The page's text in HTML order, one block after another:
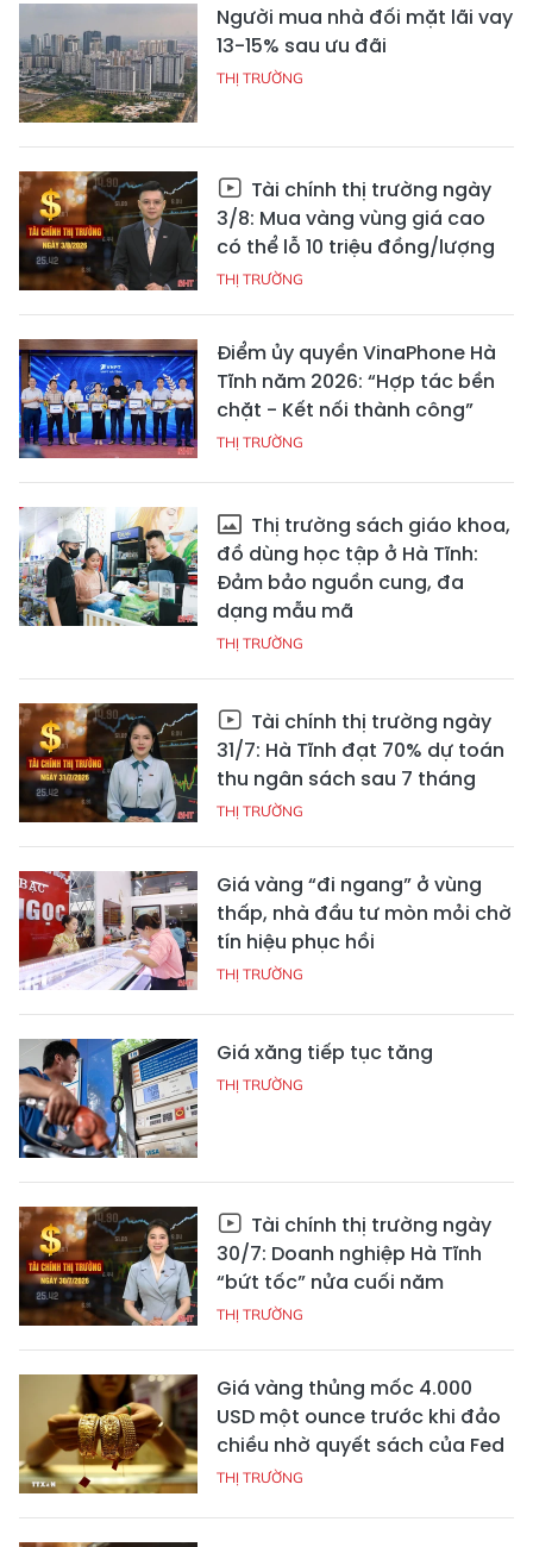
Người mua nhà đối mặt lãi vay
13-15% sau ưu đãi
THỊ TRƯỜNG
Tài chính thị trường ngày
3/8: Mua vàng vùng giá cao
có thể lỗ 10 triệu đồng/lượng
THỊ TRƯỜNG
Điểm ủy quyền VinaPhone Hà
Tĩnh năm 2026: “Hợp tác bền
chặt - Kết nối thành công”
THỊ TRƯỜNG
Thị trường sách giáo khoa,
đồ dùng học tập ở Hà Tĩnh:
Đảm bảo nguồn cung, đa
dạng mẫu mã
THỊ TRƯỜNG
Tài chính thị trường ngày
31/7: Hà Tĩnh đạt 70% dự toán
thu ngân sách sau 7 tháng
THỊ TRƯỜNG
Giá vàng “đi ngang” ở vùng
thấp, nhà đầu tư mòn mỏi chờ
tín hiệu phục hồi
THỊ TRƯỜNG
Giá xăng tiếp tục tăng
THỊ TRƯỜNG
Tài chính thị trường ngày
30/7: Doanh nghiệp Hà Tĩnh
“bứt tốc” nửa cuối năm
THỊ TRƯỜNG
Giá vàng thủng mốc 4.000
USD một ounce trước khi đảo
chiều nhờ quyết sách của Fed
THỊ TRƯỜNG